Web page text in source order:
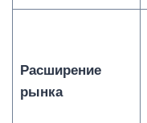
Расширение
рынка